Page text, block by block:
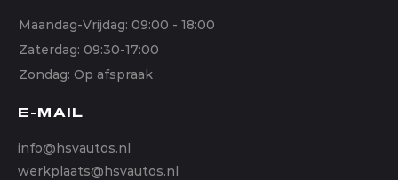
Maandag-Vrijdag: 09:00 - 18:00
Zaterdag: 09:30-17:00
Zondag: Op afspraak
E-MAIL
info@hsvautos.nl
werkplaats@hsvautos.nl